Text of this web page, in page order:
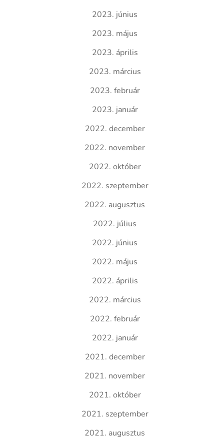
2023. június
2023. május
2023. április
2023. március
2023. február
2023. január
2022. december
2022. november
2022. október
2022. szeptember
2022. augusztus
2022. július
2022. június
2022. május
2022. április
2022. március
2022. február
2022. január
2021. december
2021. november
2021. október
2021. szeptember
2021. augusztus